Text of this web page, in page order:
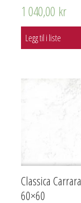
1 040,00 kr
Legg til i liste
Classica Carrara
60×60